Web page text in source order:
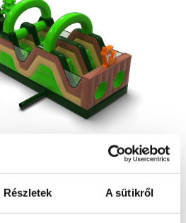
Részletek A sütikről
és hoteleknek,